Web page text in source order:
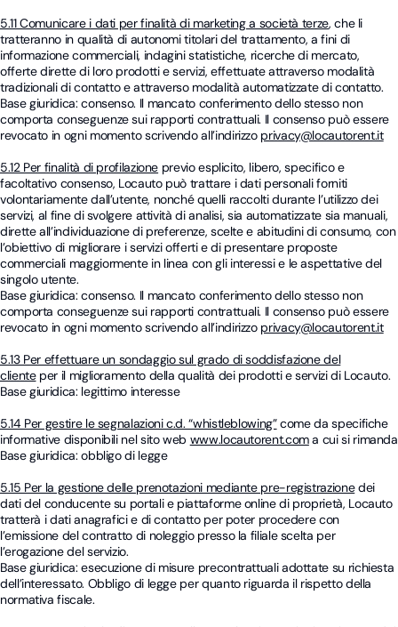
5.11 Comunicare i dati per finalità di marketing a società terze, che li
tratteranno in qualità di autonomi titolari del trattamento, a fini di
informazione commerciali, indagini statistiche, ricerche di mercato,
offerte dirette di loro prodotti e servizi, effettuate attraverso modalità
tradizionali di contatto e attraverso modalità automatizzate di contatto.
Base giuridica: consenso. Il mancato conferimento dello stesso non
comporta conseguenze sui rapporti contrattuali. Il consenso può essere
revocato in ogni momento scrivendo all’indirizzo privacy@locautorent.it
5.12 Per finalità di profilazione previo esplicito, libero, specifico e
facoltativo consenso, Locauto può trattare i dati personali forniti
volontariamente dall’utente, nonché quelli raccolti durante l’utilizzo dei
servizi, al fine di svolgere attività di analisi, sia automatizzate sia manuali,
dirette all’individuazione di preferenze, scelte e abitudini di consumo, con
l’obiettivo di migliorare i servizi offerti e di presentare proposte
commerciali maggiormente in linea con gli interessi e le aspettative del
singolo utente.
Base giuridica: consenso. Il mancato conferimento dello stesso non
comporta conseguenze sui rapporti contrattuali. Il consenso può essere
revocato in ogni momento scrivendo all’indirizzo privacy@locautorent.it
5.13 Per effettuare un sondaggio sul grado di soddisfazione del
clienteper il miglioramento della qualità dei prodotti e servizi di Locauto.
Base giuridica: legittimo interesse
5.14 Per gestire le segnalazioni c.d. “whistleblowing”come da specifiche
informative disponibili nel sito web www.locautorent.coma cui si rimanda
Base giuridica: obbligo di legge
5.15 Per la gestione delle prenotazioni mediante pre-registrazionedei
dati del conducente su portali e piattaforme online di proprietà, Locauto
tratterà i dati anagrafici e di contatto per poter procedere con
l’emissione del contratto di noleggio presso la filiale scelta per
l’erogazione del servizio.
Base giuridica: esecuzione di misure precontrattuali adottate su richiesta
dell’interessato. Obbligo di legge per quanto riguarda il rispetto della
normativa fiscale.